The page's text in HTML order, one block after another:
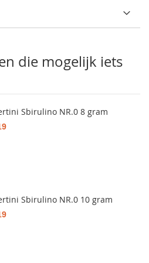
die mogelijk iets
Sbirulino NR.0 8 gram
Sbirulino NR.0 10 gram